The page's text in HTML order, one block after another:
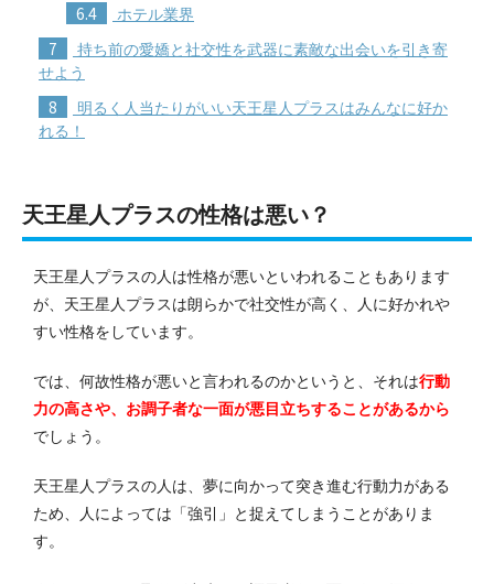
6.4 ホテル業界
7
持ち前の愛嬌と社交性を武器に素敵な出会いを引き寄
せよう
8
明るく人当たりがいい天王星人プラスはみんなに好か
れる！
天王星人プラスの性格は悪い？
天王星人プラスの人は性格が悪いといわれることもあります
が、天王星人プラスは朗らかで社交性が高く、人に好かれや
すい性格をしています。
では、何故性格が悪いと言われるのかというと、それは行動
力の高さや、お調子者な一面が悪目立ちすることがあるから
でしょう。
天王星人プラスの人は、夢に向かって突き進む行動力がある
ため、人によっては「強引」と捉えてしまうことがありま
す。